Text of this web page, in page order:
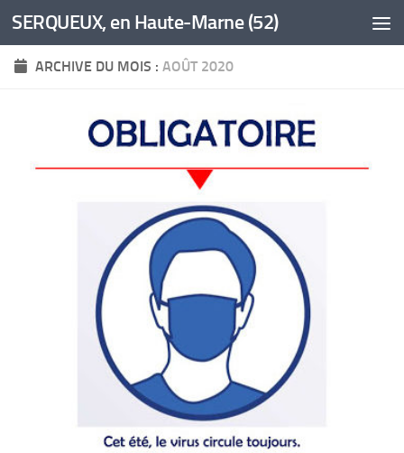
Skip to content
SERQUEUX, en Haute-Marne (52)
ARCHIVE DU MOIS : AOÛT 2020